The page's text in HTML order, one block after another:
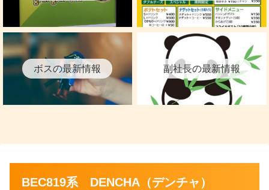
ボスの最新情報 副社長の最新情報
BEC819系 DENCHA（デンチャ）